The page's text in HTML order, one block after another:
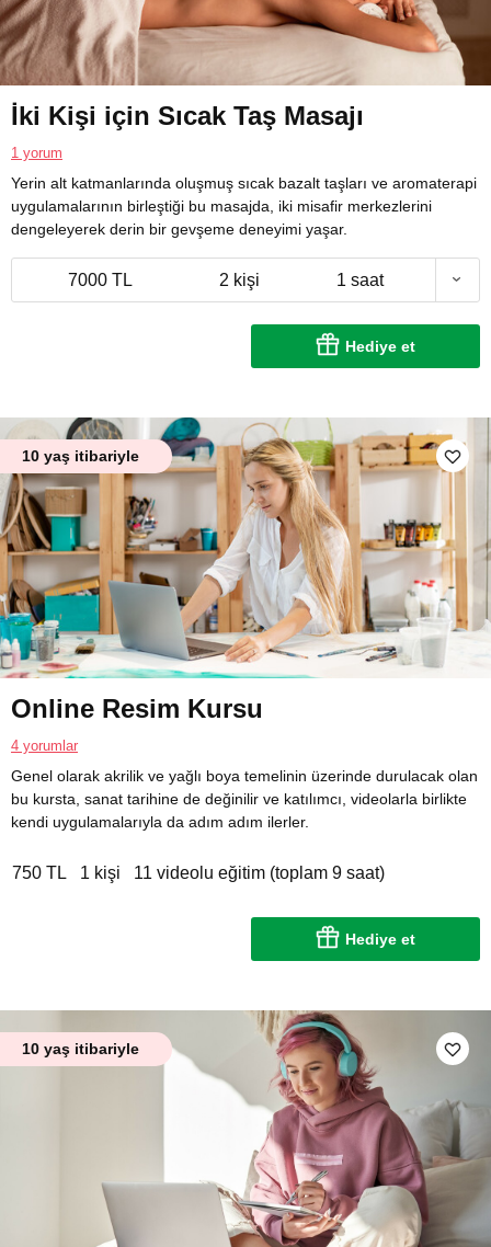
İki Kişi için Sıcak Taş Masajı
1 yorum
Yerin alt katmanlarında oluşmuş sıcak bazalt taşları ve aromaterapi
uygulamalarının birleştiği bu masajda, iki misafir merkezlerini
dengeleyerek derin bir gevşeme deneyimi yaşar.
7000 TL 2 kişi 1 saat
Hediye et
10 yaş itibariyle
Online Resim Kursu
4 yorumlar
Genel olarak akrilik ve yağlı boya temelinin üzerinde durulacak olan
bu kursta, sanat tarihine de değinilir ve katılımcı, videolarla birlikte
kendi uygulamalarıyla da adım adım ilerler.
750 TL 1 kişi 11 videolu eğitim (toplam 9 saat)
Hediye et
10 yaş itibariyle